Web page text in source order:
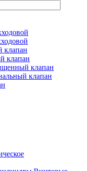
клапан
клапан
клапан
клапан